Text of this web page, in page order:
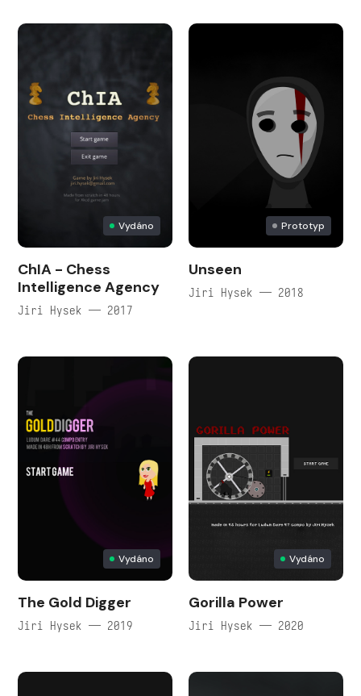
Vydáno
ChIA - Chess
Intelligence Agency
Jiri Hysek — 2017
Prototyp
Unseen
Jiri Hysek — 2018
Vydáno
The Gold Digger
Jiri Hysek — 2019
Vydáno
Gorilla Power
Jiri Hysek — 2020